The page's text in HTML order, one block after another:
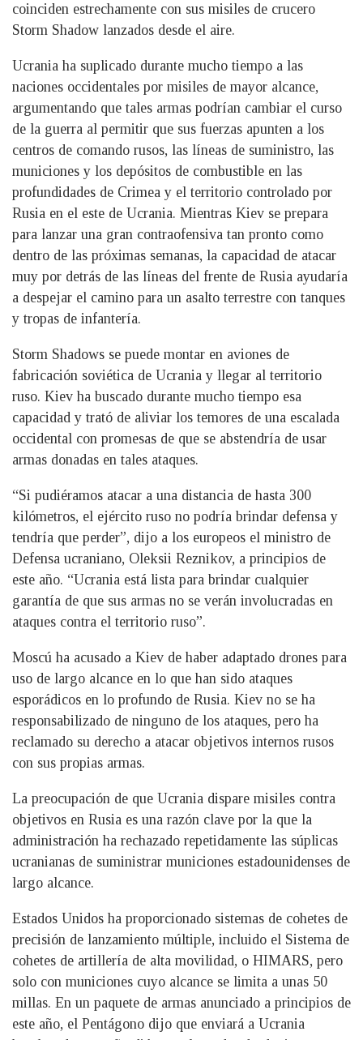
coinciden estrechamente con sus misiles de crucero
Storm Shadow lanzados desde el aire.
Ucrania ha suplicado durante mucho tiempo a las
naciones occidentales por misiles de mayor alcance,
argumentando que tales armas podrían cambiar el curso
de la guerra al permitir que sus fuerzas apunten a los
centros de comando rusos, las líneas de suministro, las
municiones y los depósitos de combustible en las
profundidades de Crimea y el territorio controlado por
Rusia en el este de Ucrania. Mientras Kiev se prepara
para lanzar una gran contraofensiva tan pronto como
dentro de las próximas semanas, la capacidad de atacar
muy por detrás de las líneas del frente de Rusia ayudaría
a despejar el camino para un asalto terrestre con tanques
y tropas de infantería.
Storm Shadows se puede montar en aviones de
fabricación soviética de Ucrania y llegar al territorio
ruso. Kiev ha buscado durante mucho tiempo esa
capacidad y trató de aliviar los temores de una escalada
occidental con promesas de que se abstendría de usar
armas donadas en tales ataques.
“Si pudiéramos atacar a una distancia de hasta 300
kilómetros, el ejército ruso no podría brindar defensa y
tendría que perder”, dijo a los europeos el ministro de
Defensa ucraniano, Oleksii Reznikov, a principios de
este año. “Ucrania está lista para brindar cualquier
garantía de que sus armas no se verán involucradas en
ataques contra el territorio ruso”.
Moscú ha acusado a Kiev de haber adaptado drones para
uso de largo alcance en lo que han sido ataques
esporádicos en lo profundo de Rusia. Kiev no se ha
responsabilizado de ninguno de los ataques, pero ha
reclamado su derecho a atacar objetivos internos rusos
con sus propias armas.
La preocupación de que Ucrania dispare misiles contra
objetivos en Rusia es una razón clave por la que la
administración ha rechazado repetidamente las súplicas
ucranianas de suministrar municiones estadounidenses de
largo alcance.
Estados Unidos ha proporcionado sistemas de cohetes de
precisión de lanzamiento múltiple, incluido el Sistema de
cohetes de artillería de alta movilidad, o HIMARS, pero
solo con municiones cuyo alcance se limita a unas 50
millas. En un paquete de armas anunciado a principios de
este año, el Pentágono dijo que enviará a Ucrania